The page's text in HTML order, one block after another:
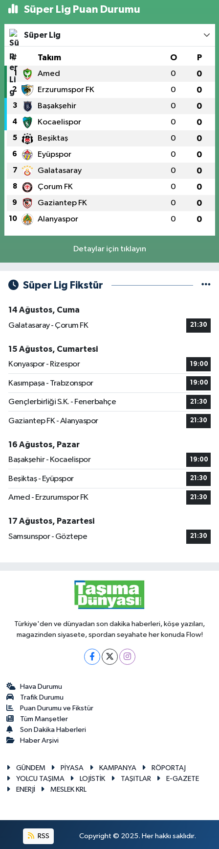
Süper Lig Puan Durumu
Süper Lig
# Takım O P
1 Amed 0 0
2 Erzurumspor FK 0 0
3 Başakşehir 0 0
4 Kocaelispor 0 0
5 Beşiktaş 0 0
6 Eyüpspor 0 0
7 Galatasaray 0 0
8 Çorum FK 0 0
9 Gaziantep FK 0 0
10 Alanyaspor 0 0
Detaylar için tıklayın
Süper Lig Fikstür
14 Ağustos, Cuma
Galatasaray - Çorum FK
21:30
15 Ağustos, Cumartesi
Konyaspor - Rizespor
19:00
Kasımpaşa - Trabzonspor 19:00
Gençlerbirliği S.K. - Fenerbahçe 21:30
Gaziantep FK - Alanyaspor 21:30
16 Ağustos, Pazar
Başakşehir - Kocaelispor
19:00
Beşiktaş - Eyüpspor 21:30
Amed - Erzurumspor FK 21:30
17 Ağustos, Pazartesi
Samsunspor - Göztepe
21:30
Türkiye'den ve dünyadan son dakika haberleri, köşe yazıları,
magazinden siyasete, spordan seyahate her konuda Flow!
Hava Durumu
Trafik Durumu
Puan Durumu ve Fikstür
Tüm Manşetler
Son Dakika Haberleri
Haber Arşivi
GÜNDEM PİYASA KAMPANYA
RÖPORTAJ
YOLCU TAŞIMA
LOJİSTİK TAŞITLAR
E-GAZETE
ENERJİ
MESLEK KRL
RSS Copyright © 2025. Her hakkı saklıdır.